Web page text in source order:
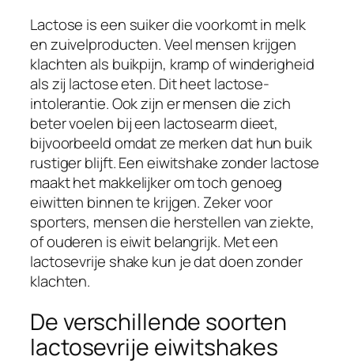
Lactose is een suiker die voorkomt in melk
en zuivelproducten. Veel mensen krijgen
klachten als buikpijn, kramp of winderigheid
als zij lactose eten. Dit heet lactose-
intolerantie. Ook zijn er mensen die zich
beter voelen bij een lactosearm dieet,
bijvoorbeeld omdat ze merken dat hun buik
rustiger blijft. Een eiwitshake zonder lactose
maakt het makkelijker om toch genoeg
eiwitten binnen te krijgen. Zeker voor
sporters, mensen die herstellen van ziekte,
of ouderen is eiwit belangrijk. Met een
lactosevrije shake kun je dat doen zonder
klachten.
De verschillende soorten
lactosevrije eiwitshakes